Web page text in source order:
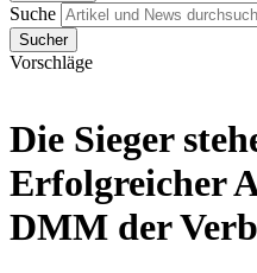
Suche
Sucher
Vorschläge
Die Sieger
Erfolgreicher
DMM der